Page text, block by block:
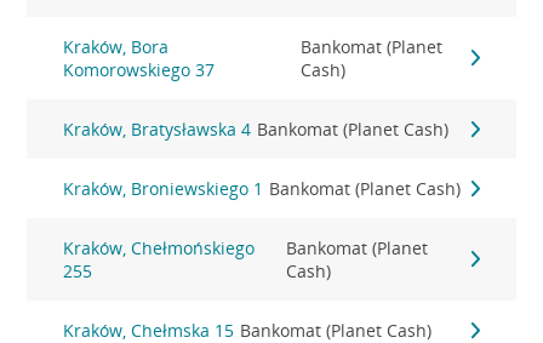
Kraków, Bora
Komorowskiego 37
Bankomat (Planet
Cash)
Kraków, Bratysławska 4 Bankomat (Planet Cash)
Kraków, Broniewskiego 1 Bankomat (Planet Cash)
Kraków, Chełmońskiego
255
Bankomat (Planet
Cash)
Kraków, Chełmska 15 Bankomat (Planet Cash)